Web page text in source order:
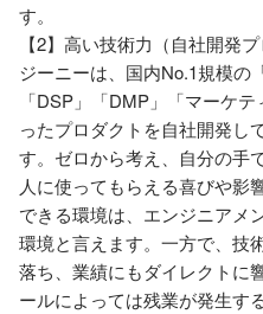
す。
【2】高い技術力（自社開発プ
ジーニーは、国内No.1規模の
「DSP」「DMP」「マーケ
ったプロダクトを自社開発し
す。ゼロから考え、自分の手
人に使ってもらえる喜びや影
できる環境は、エンジニアメ
環境と言えます。一方で、技
落ち、業績にもダイレクトに
ールによっては残業が発生す